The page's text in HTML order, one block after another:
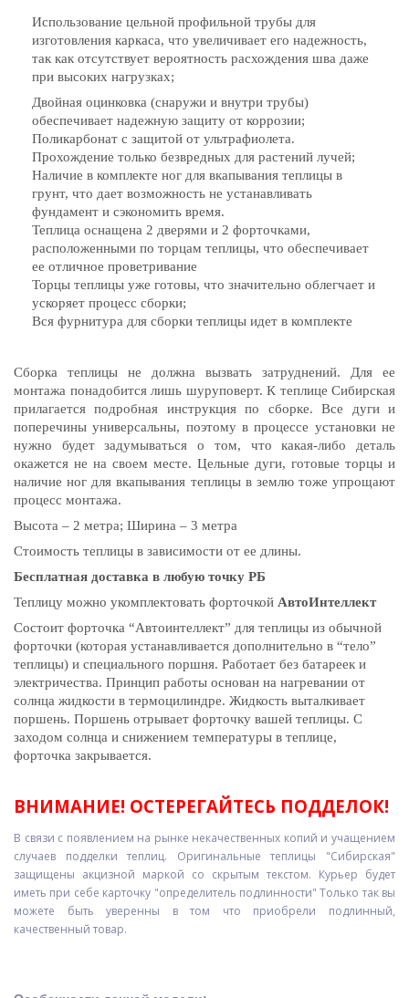
Использование цельной профильной трубы для
изготовления каркаса, что увеличивает его надежность,
так как отсутствует вероятность расхождения шва даже
при высоких нагрузках;
Двойная оцинковка (снаружи и внутри трубы)
обеспечивает надежную защиту от коррозии;
Поликарбонат с защитой от ультрафиолета.
Прохождение только безвредных для растений лучей;
Наличие в комплекте ног для вкапывания теплицы в
грунт, что дает возможность не устанавливать
фундамент и сэкономить время.
Теплица оснащена 2 дверями и 2 форточками,
расположенными по торцам теплицы, что обеспечивает
ее отличное проветривание
Торцы теплицы уже готовы, что значительно облегчает и
ускоряет процесс сборки;
Вся фурнитура для сборки теплицы идет в комплекте
Сборка теплицы не должна вызвать затруднений. Для ее
монтажа понадобится лишь шуруповерт. К теплице Сибирская
прилагается подробная инструкция по сборке. Все дуги и
поперечины универсальны, поэтому в процессе установки не
нужно будет задумываться о том, что какая-либо деталь
окажется не на своем месте. Цельные дуги, готовые торцы и
наличие ног для вкапывания теплицы в землю тоже упрощают
процесс монтажа.
Высота – 2 метра; Ширина – 3 метра
Стоимость теплицы в зависимости от ее длины.
Бесплатная доставка в любую точку РБ
Теплицу можно укомплектовать форточкой АвтоИнтеллект
Состоит форточка “Автоинтеллект” для теплицы из обычной
форточки (которая устанавливается дополнительно в “тело”
теплицы) и специального поршня. Работает без батареек и
электричества. Принцип работы основан на нагревании от
солнца жидкости в термоцилиндре. Жидкость выталкивает
поршень. Поршень отрывает форточку вашей теплицы. С
заходом солнца и снижением температуры в теплице,
форточка закрывается.
ВНИМАНИЕ! ОСТЕРЕГАЙТЕСЬ ПОДДЕЛОК!
В связи с появлением на рынке некачественных копий и учащением
случаев подделки теплиц. Оригинальные теплицы "Сибирская"
защищены акцизной маркой со скрытым текстом. Курьер будет
иметь при себе карточку "определитель подлинности" Только так вы
можете быть уверенны в том что приобрели подлинный,
качественный товар.